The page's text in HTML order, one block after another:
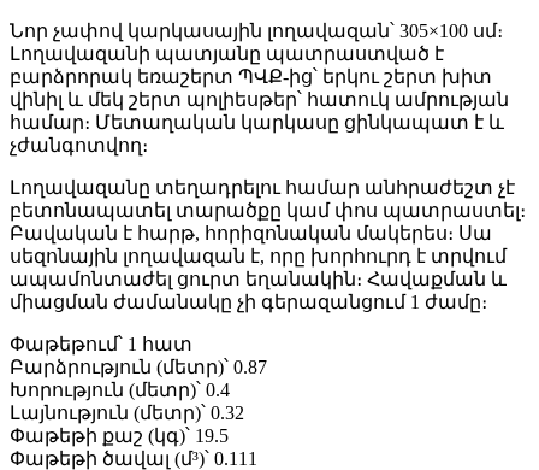
Նոր չափով կարկասային լողավազան՝ 305×100 սմ։
Լողավազանի պատյանը պատրաստված է
բարձրորակ եռաշերտ ՊՎՔ-ից՝ երկու շերտ խիտ
վինիլ և մեկ շերտ պոլիեսթեր՝ հատուկ ամրության
համար։ Մետաղական կարկասը ցինկապատ է և
չժանգոտվող։
Լողավազանը տեղադրելու համար անհրաժեշտ չէ
բետոնապատել տարածքը կամ փոս պատրաստել։
Բավական է հարթ, հորիզոնական մակերես։ Սա
սեզոնային լողավազան է, որը խորհուրդ է տրվում
ապամոնտաժել ցուրտ եղանակին։ Հավաքման և
միացման ժամանակը չի գերազանցում 1 ժամը։
Փաթեթում՝ 1 հատ
Բարձրություն (մետր)՝ 0.87
Խորություն (մետր)՝ 0.4
Լայնություն (մետր)՝ 0.32
Փաթեթի քաշ (կգ)՝ 19.5
Փաթեթի ծավալ (մ³)՝ 0.111